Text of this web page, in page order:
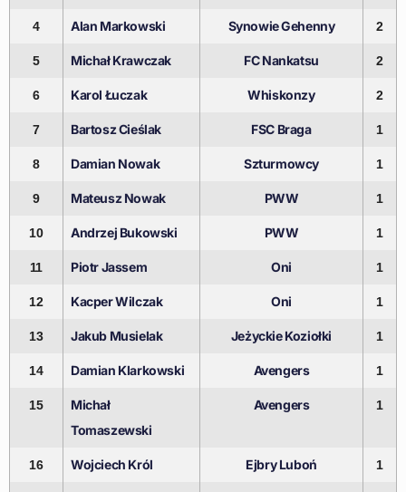
4 Alan Markowski Synowie Gehenny 2
5 Michał Krawczak FC Nankatsu 2
6 Karol Łuczak Whiskonzy 2
7 Bartosz Cieślak FSC Braga 1
8 Damian Nowak Szturmowcy 1
9 Mateusz Nowak PWW 1
10 Andrzej Bukowski PWW 1
11 Piotr Jassem Oni 1
12 Kacper Wilczak Oni 1
13 Jakub Musielak Jeżyckie Koziołki 1
14 Damian Klarkowski Avengers 1
15
Michał
Tomaszewski
Avengers 1
16 Wojciech Król Ejbry Luboń 1